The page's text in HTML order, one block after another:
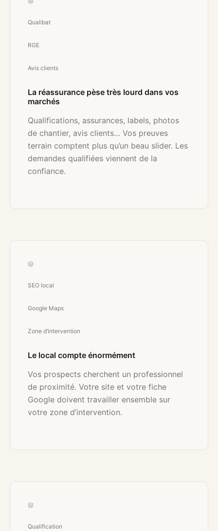
Qualibat
RGE
Avis clients
La réassurance pèse très lourd dans vos
marchés
Qualifications, assurances, labels, photos
de chantier, avis clients… Vos preuves
terrain comptent plus qu’un beau slider. Les
demandes qualifiées viennent de la
confiance.
SEO local
Google Maps
Zone d’intervention
Le local compte énormément
Vos prospects cherchent un professionnel
de proximité. Votre site et votre fiche
Google doivent travailler ensemble sur
votre zone d’intervention.
Qualification